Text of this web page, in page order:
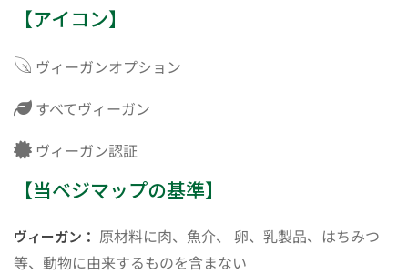
【アイコン】
ヴィーガンオプション
すべてヴィーガン
ヴィーガン認証
【当ベジマップの基準】
ヴィーガン： 原材料に肉、魚介、 卵、乳製品、はちみつ
等、動物に由来するものを含まない